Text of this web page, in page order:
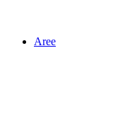
Aree